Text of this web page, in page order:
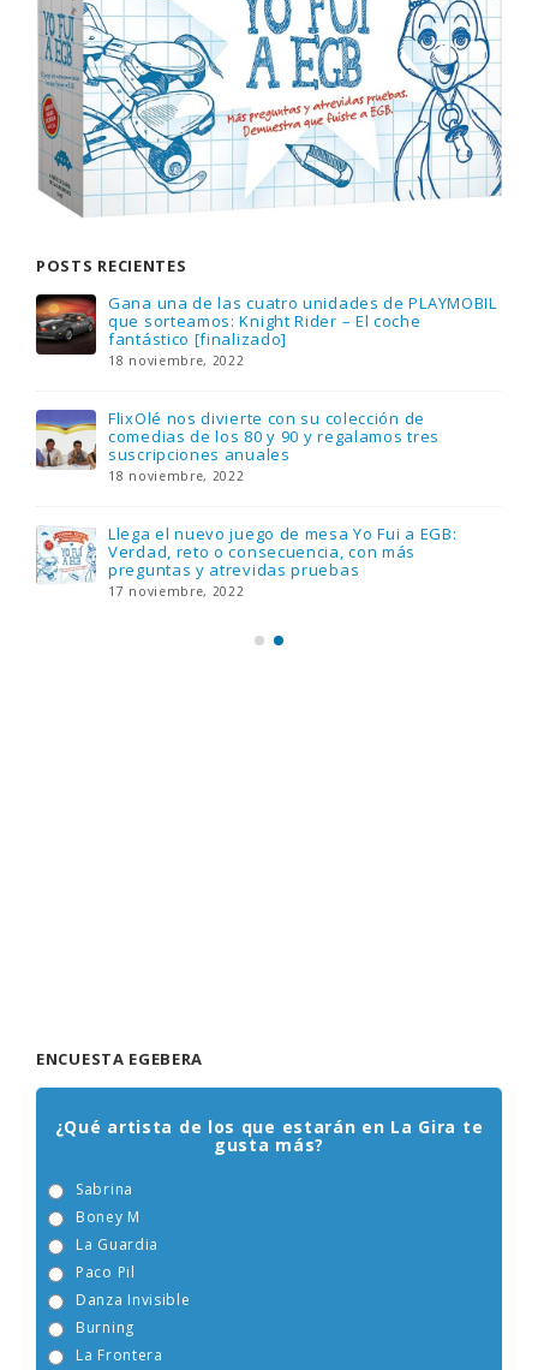
POSTS RECIENTES
Gana una de las cuatro unidades de PLAYMOBIL
que sorteamos: Knight Rider – El coche
fantástico [finalizado]
18 noviembre, 2022
FlixOlé nos divierte con su colección de
comedias de los 80 y 90 y regalamos tres
suscripciones anuales
18 noviembre, 2022
Llega el nuevo juego de mesa Yo Fui a EGB:
Verdad, reto o consecuencia, con más
preguntas y atrevidas pruebas
17 noviembre, 2022
ENCUESTA EGEBERA
¿Qué artista de los que estarán en La Gira te
gusta más?
Sabrina
Boney M
La Guardia
Paco Pil
Danza Invisible
Burning
La Frontera